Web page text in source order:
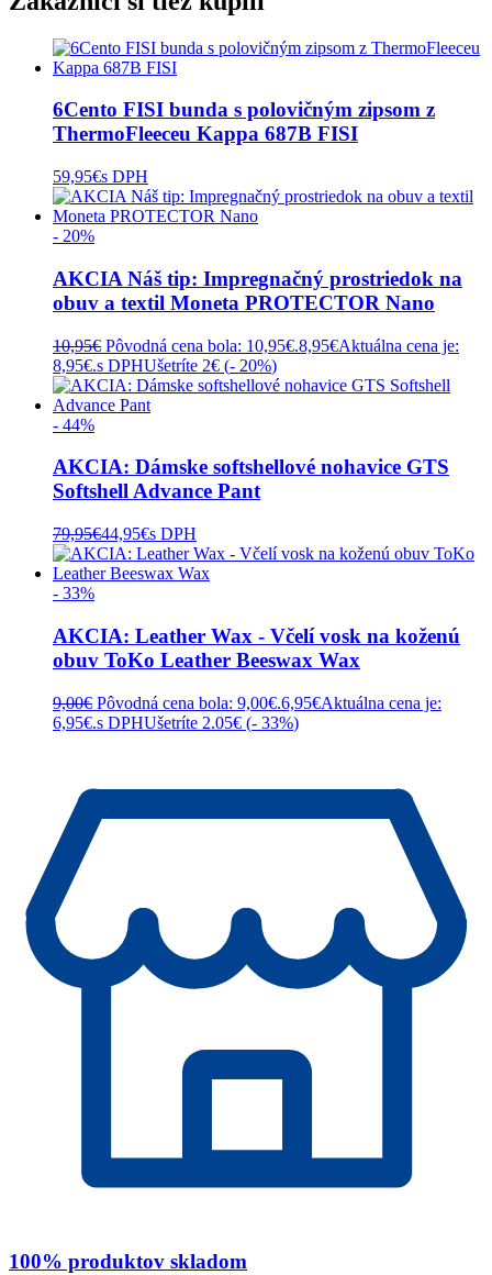
6Cento FISI bunda s polovičným zipsom z
ThermoFleeceu Kappa 687B FISI
59,95€s DPH
- 20%
AKCIA Náš tip: Impregnačný prostriedok na
obuv a textil Moneta PROTECTOR Nano
10,95€ Pôvodná cena bola: 10,95€.8,95€Aktuálna cena je:
8,95€.s DPHUšetríte 2€ (- 20%)
- 44%
AKCIA: Dámske softshellové nohavice GTS
Softshell Advance Pant
79,95€44,95€s DPH
- 33%
AKCIA: Leather Wax - Včelí vosk na koženú
obuv ToKo Leather Beeswax Wax
9,00€ Pôvodná cena bola: 9,00€.6,95€Aktuálna cena je:
6,95€.s DPHUšetríte 2.05€ (- 33%)
100% produktov skladom